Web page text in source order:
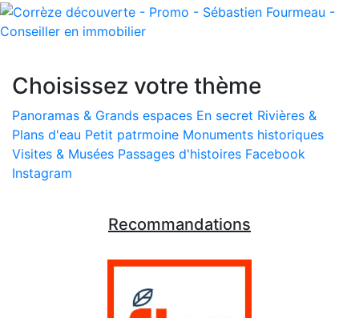
Choisissez votre thème
Panoramas & Grands espaces En secret Rivières &
Plans d'eau Petit patrmoine Monuments historiques
Visites & Musées Passages d'histoires Facebook
Instagram
Recommandations